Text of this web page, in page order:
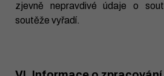
zjevně nepravdivé údaje o
soutěže vyřadí.